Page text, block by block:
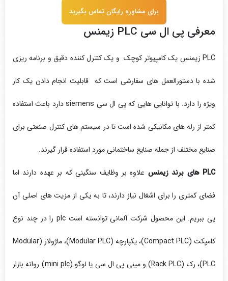
برای مشاوره رایگان تماس بگیرید
معرفی پی ال سی PLC زیمنس
PLC زیمنس یک کامپیوتر کوچک و یک کنترل کننده دقیق و برنامه ریزی
شده با دستورالعمل های سفارشی است که قابلیت انجام دادن یک کار
ویژه را دارد. با توانایی هایی که پی ال سی siemens دارد باعث استفاده
کمتر از رله های مکانیکی شده است تا در سیستم های کنترل صنعتی برای
صنایع مختلف از جمله صنایع ساختمانی مورد استفاده قرار گیرند.
PLC های برند زیمنس علاوه بر وظایف سنگینی که بر عهده دارند اما
فضای کمتری را برای اشغال نیاز دارند، تا به یکی از مزیت های اصلی آن
پی ببریم. این محصول شرکت آلمانی توانسته است plc را در چند نوع
کامپکت (Compact PLC)، یکپارچه (Modular PLC)، ماژولار (Modular
PLC)، رک (Rack PLC) و مینی پی ال سی یا لوگو (mini plc) روانه بازار